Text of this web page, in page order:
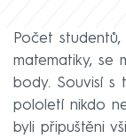
Počet
matematiky, se
body. Souvisí s
pololetí nikdo
byli připuštěni